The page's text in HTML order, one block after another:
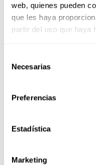
web, quienes pueden
que les haya
partir del uso que haya
Necesarias
Preferencias
Estadística
Marketing